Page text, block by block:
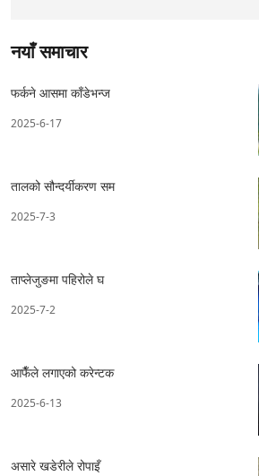
नयाँ समाचार
फर्कने आसमा काँडेभन्ज
2025-6-17
तालको सौन्दर्यीकरण सम
2025-7-3
ताप्लेजुङमा पहिरोले घ
2025-7-2
आफैँले लगाएको करेन्टक
2025-6-13
असारे खडेरीले रोपाइँ